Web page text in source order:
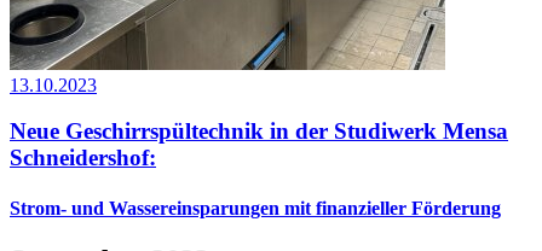
13.10.2023
Neue Geschirrspültechnik in der Studiwerk Mensa
Schneidershof:
Strom- und Wassereinsparungen mit finanzieller Förderung